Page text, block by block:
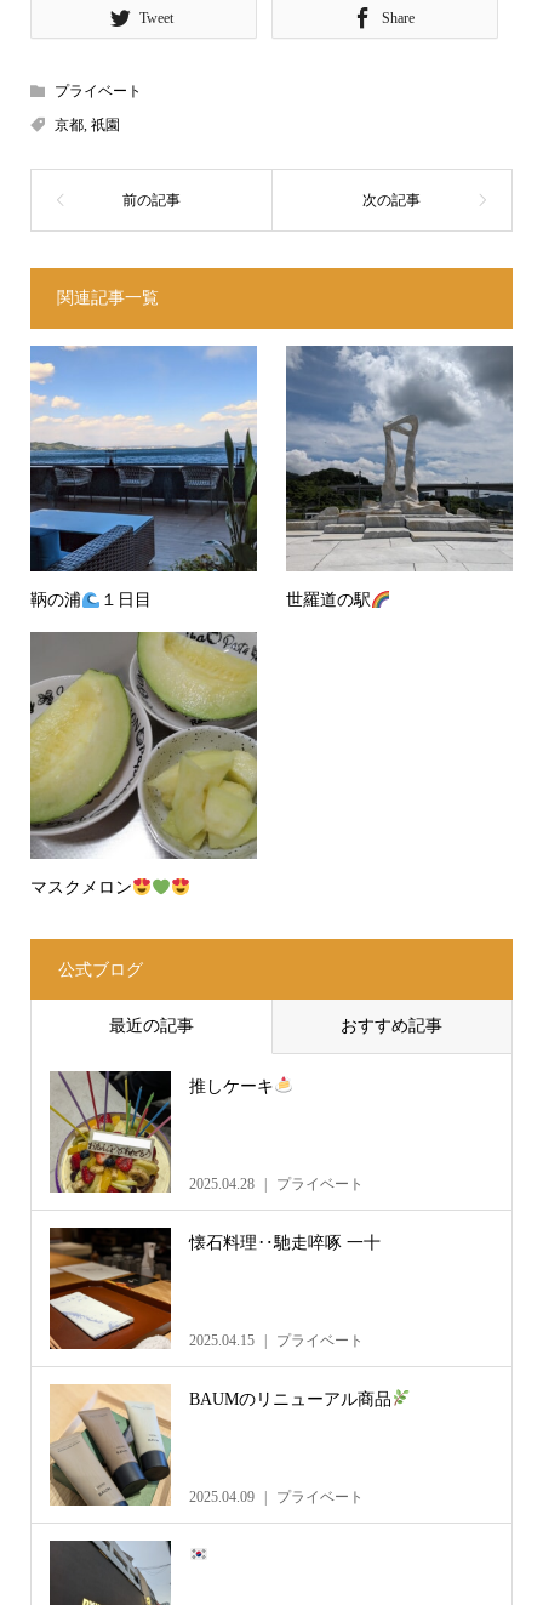
Tweet Share
プライベート
京都, 祇園
関連記事一覧
鞆の浦 １日目 世羅道の駅
マスクメロン
公式ブログ
最近の記事 おすすめ記事
推しケーキ
2025.04.28 プライベート
懐石料理‥馳走啐啄 一十
2025.04.15 プライベート
BAUMのリニューアル商品
2025.04.09 プライベート